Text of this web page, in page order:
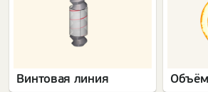
Винтовая линия